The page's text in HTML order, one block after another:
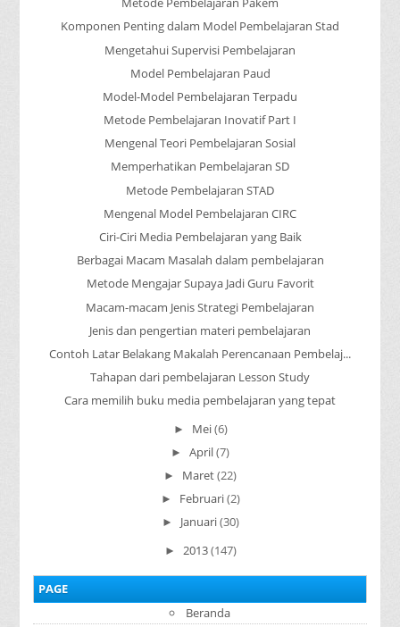
Komponen Penting dalam Model Pembelajaran Stad
Mengetahui Supervisi Pembelajaran
Model Pembelajaran Paud
Model-Model Pembelajaran Terpadu
Metode Pembelajaran Inovatif Part I
Mengenal Teori Pembelajaran Sosial
Memperhatikan Pembelajaran SD
Metode Pembelajaran STAD
Mengenal Model Pembelajaran CIRC
Ciri-Ciri Media Pembelajaran yang Baik
Berbagai Macam Masalah dalam pembelajaran
Metode Mengajar Supaya Jadi Guru Favorit
Macam-macam Jenis Strategi Pembelajaran
Jenis dan pengertian materi pembelajaran
Contoh Latar Belakang Makalah Perencanaan Pembelaj...
Tahapan dari pembelajaran Lesson Study
Cara memilih buku media pembelajaran yang tepat
► Mei(6)
► April(7)
► Maret(22)
► Februari(2)
► Januari(30)
► 2013(147)
PAGE
Beranda